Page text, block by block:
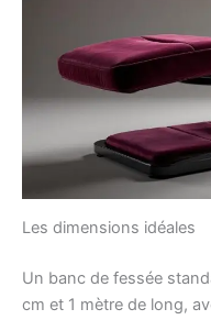
Les dimensions idéales
Un banc de fessée
cm et 1 mètre de long,